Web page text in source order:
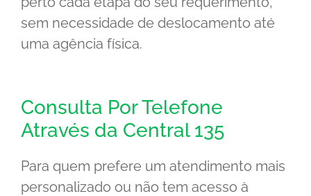
sem necessidade de deslocamento até
uma agência física.
Consulta Por Telefone
Através da Central 135
Para quem prefere um atendimento mais
personalizado ou não tem acesso à